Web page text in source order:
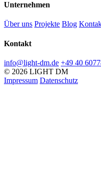
Unternehmen
Über uns Projekte Blog
Kontakt
info@light-dm.de +49 40
© 2026 LIGHT DM
Impressum Datenschutz